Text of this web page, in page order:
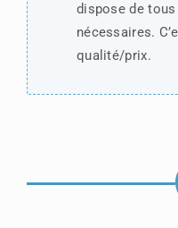
dispose de
nécessaires.
qualité/prix.